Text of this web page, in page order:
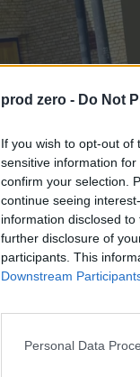
prod zero - Do Not
If you wish to opt-out of
sensitive information
confirm your selection.
continue seeing
information disclosed
further disclosure of
participants. This
Downstream
Personal Data